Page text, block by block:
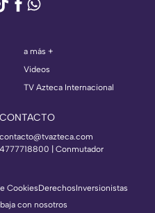
a más +
Videos
TV Azteca Internacional
CONTACTO
contacto@tvazteca.com
4777718800 | Conmutador
CookiesDerechosInversionistas
con nosotros